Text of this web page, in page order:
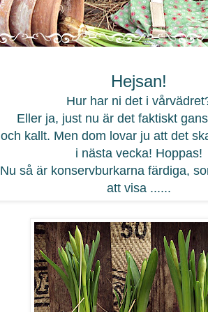
Hejsan!
Hur har ni det i
Eller ja, just nu är det faktiskt
och kallt. Men dom lovar ju att det
i nästa vecka! Hoppas!
Nu så är konservburkarna färdiga,
att visa ......